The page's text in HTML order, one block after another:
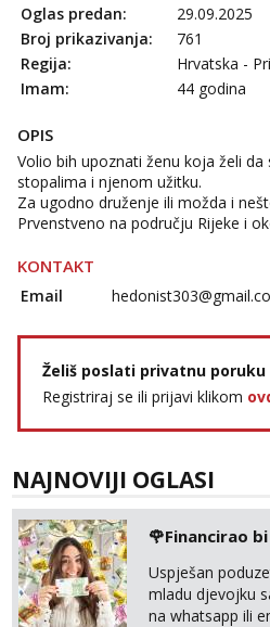
Oglas predan:
29.09.2025
Broj prikazivanja:
761
Regija:
Hrvatska -
Imam:
44 godina
OPIS
Volio bih upoznati ženu koja želi
stopalima i njenom užitku.
Za ugodno druženje ili možda i
Prvenstveno na području Rijeke i
KONTAKT
Email
Želiš poslati privatnu poruku
Registriraj se ili prijavi klikom
NAJNOVIJI OGLASI
🌹Financirao
Uspješan
mladu djevojku
na whatsapp ili